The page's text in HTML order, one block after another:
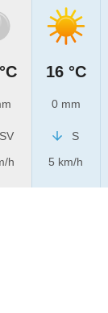
SV
h
16 °C
0 mm
S
5 km/h